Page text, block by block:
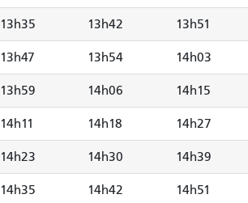
13h35 13h42 13h51
13h47 13h54 14h03
13h59 14h06 14h15
14h11 14h18 14h27
14h23 14h30 14h39
14h35 14h42 14h51